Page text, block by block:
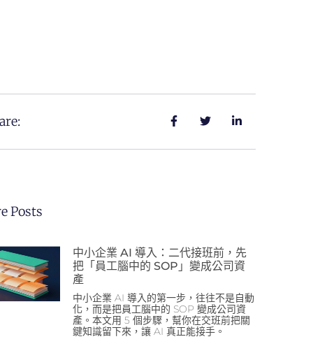
Posts
中小企業 AI 導入：二代接班前，先
把「員工腦中的 SOP」變成公司資
產
中小企業 AI 導入的第一步，往往不是自動
化，而是把員工腦中的 SOP 變成公司資
產。本文用 5 個步驟，幫你在交班前把關
鍵知識留下來，讓 AI 真正能接手。